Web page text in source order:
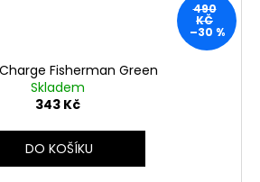
490
KČ
–30 %
Fisherman Green
Skladem
343 Kč
DO KOŠÍKU